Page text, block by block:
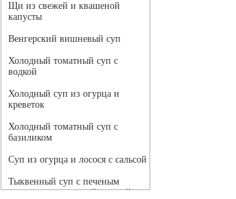
Щи из свежей и квашеной
капусты
Венгерский вишневый суп
Холодный томатный суп с
водкой
Холодный суп из огурца и
креветок
Холодный томатный суп с
базиликом
Суп из огурца и лосося с сальсой
Тыквенный суп с печеным
чесноком и томатной сальсой